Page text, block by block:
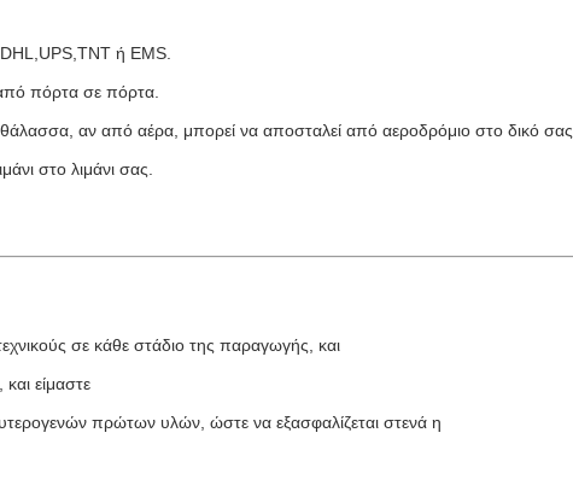
ή EMS.
πόρτα σε πόρτα.
αν από αέρα, μπορεί να αποσταλεί από αεροδρόμιο στο δικό σας
στο λιμάνι σας.
σε κάθε στάδιο της παραγωγής, και
είμαστε
πρώτων υλών, ώστε να εξασφαλίζεται στενά η